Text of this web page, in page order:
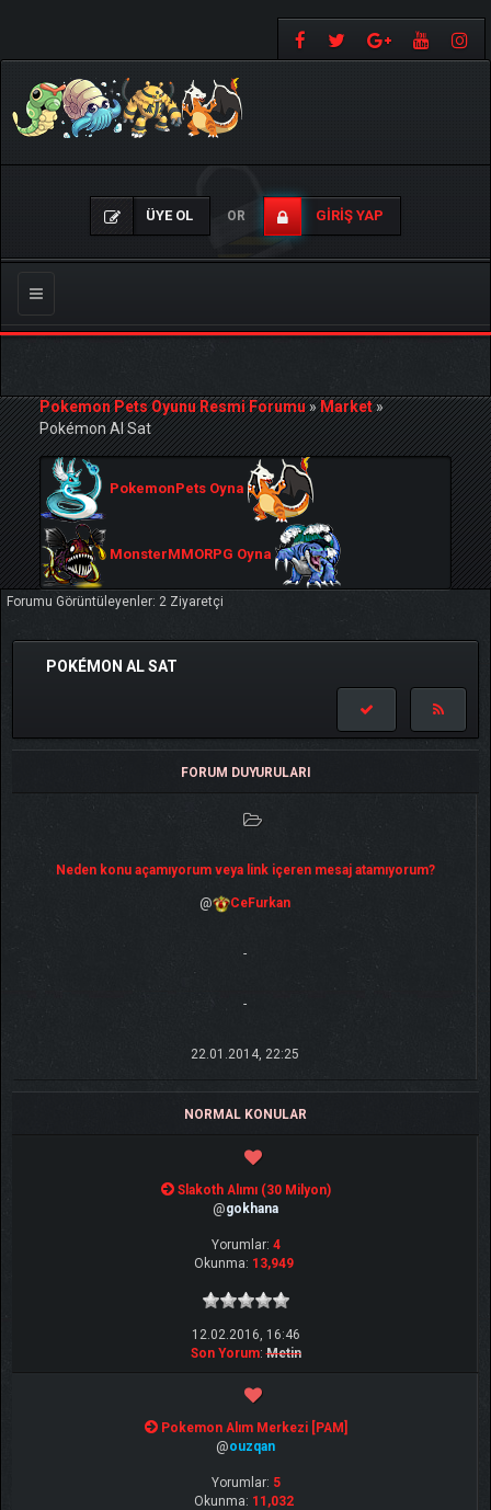
ÜYE OL OR GIRIŞ YAP
Gezinmeyi
Değiştir
Pokemon Pets Oyunu Resmi Forumu»Market»
Pokémon Al Sat
PokemonPets Oyna
MonsterMMORPG Oyna
Forumu Görüntüleyenler: 2 Ziyaretçi
POKÉMON AL SAT
FORUM DUYURULARI
Neden konu açamıyorum veya link içeren mesaj atamıyorum?
@ CeFurkan
-
-
22.01.2014, 22:25
NORMAL KONULAR
Slakoth Alımı (30 Milyon)
@gokhana
Yorumlar: 4
Okunma: 13,949
12.02.2016, 16:46
Son Yorum:Metin
Pokemon Alım Merkezi [PAM]
@ouzqan
Yorumlar: 5
Okunma: 11,032